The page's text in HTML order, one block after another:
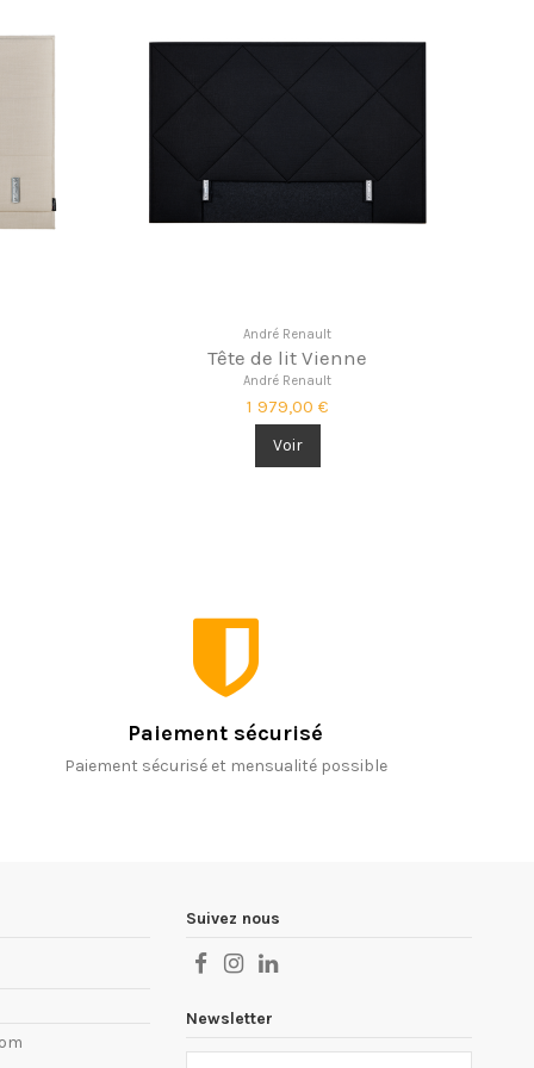
André Renault
Tête de lit Vienne
André Renault
1 979,00 €
Voir
Paiement sécurisé
Paiement sécurisé et mensualité possible
Suivez nous
Newsletter